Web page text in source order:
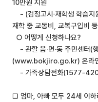
10만원 지원
- (검정고시·재학생 학습지
재학 중 교동비, 교복구입비
○ 어떻게 신청하나요?
- 관할 읍·면·동 주민센터(
(www.bokjiro.go.kr) 온라
- 가족상담전화(1577-
□ 엄마, 아빠 모두 24세 이하